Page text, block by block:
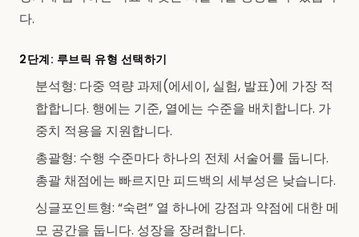
다.
2단계: 루브릭 유형 선택하기
분석형: 다중 역량 과제(에세이, 실험, 발표)에 가장 적
합합니다. 행에는 기준, 열에는 수준을 배치합니다. 가
중치 적용을 지원합니다.
총괄형: 수행 수준마다 하나의 전체 서술어를 둡니다.
총괄 채점에는 빠르지만 피드백의 세부성은 낮습니다.
싱글포인트형: “숙련” 열 하나에 강점과 약점에 대한 메
모 공간을 둡니다. 성장을 장려합니다.